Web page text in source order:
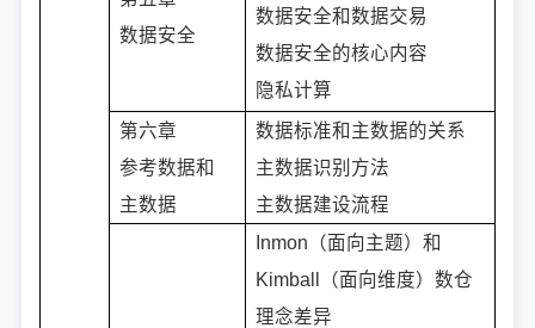
数据安全
数据安全和数据交易
数据安全的核心内容
隐私计算
第六章
参考数据和
主数据
数据标准和主数据的关系
主数据识别方法
主数据建设流程
Inmon（面向主题）和
Kimball（面向维度）数仓
理念差异